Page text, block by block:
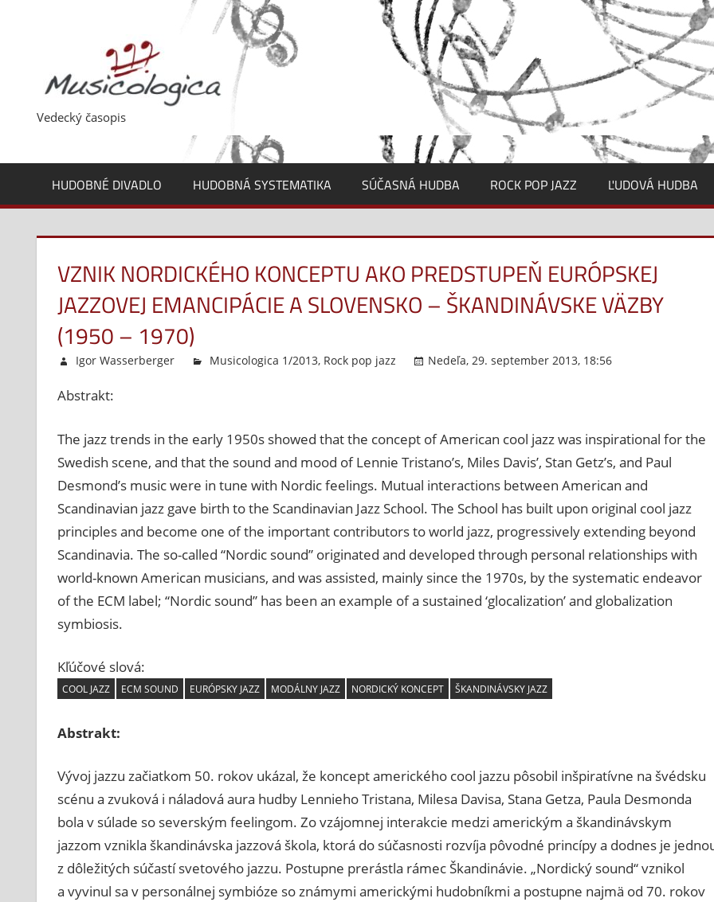
Vedecký časopis
HUDOBNÉ DIVADLO HUDOBNÁ SYSTEMATIKA SÚČASNÁ HUDBA ROCK POP JAZZ ĽUDOVÁ HUDBA
VZNIK NORDICKÉHO KONCEPTU AKO PREDSTUPEŇ EURÓPSKEJ
JAZZOVEJ EMANCIPÁCIE A SLOVENSKO – ŠKANDINÁVSKE VÄZBY
(1950 – 1970)
Igor Wasserberger Musicologica 1/2013, Rock pop jazz Nedeľa, 29. september 2013, 18:56
Abstrakt:
The jazz trends in the early 1950s showed that the concept of American cool jazz was inspirational for the
Swedish scene, and that the sound and mood of Lennie Tristano’s, Miles Davis’, Stan Getz’s, and Paul
Desmond’s music were in tune with Nordic feelings. Mutual interactions between American and
Scandinavian jazz gave birth to the Scandinavian Jazz School. The School has built upon original cool jazz
principles and become one of the important contributors to world jazz, progressively extending beyond
Scandinavia. The so-called “Nordic sound” originated and developed through personal relationships with
world-known American musicians, and was assisted, mainly since the 1970s, by the systematic endeavor
of the ECM label; “Nordic sound” has been an example of a sustained ‘glocalization’ and globalization
symbiosis.
Kľúčové slová:
COOL JAZZ ECM SOUND EURÓPSKY JAZZ MODÁLNY JAZZ NORDICKÝ KONCEPT ŠKANDINÁVSKY JAZZ
Abstrakt:
Vývoj jazzu začiatkom 50. rokov ukázal, že koncept amerického cool jazzu pôsobil inšpiratívne na švédsku
scénu a zvuková i náladová aura hudby Lennieho Tristana, Milesa Davisa, Stana Getza, Paula Desmonda
bola v súlade so severským feelingom. Zo vzájomnej interakcie medzi americkým a škandinávskym
jazzom vznikla škandinávska jazzová škola, ktorá do súčasnosti rozvíja pôvodné princípy a dodnes je
z dôležitých súčastí svetového jazzu. Postupne prerástla rámec Škandinávie. „Nordický sound“ vznikol
a vyvinul sa v personálnej symbióze so známymi americkými hudobníkmi a postupne najmä od 70. rokov